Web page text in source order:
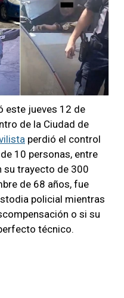
este jueves 12 de
de la Ciudad de
perdió el control
10 personas, entre
su trayecto de 300
de 68 años, fue
policial mientras
o si su
técnico.